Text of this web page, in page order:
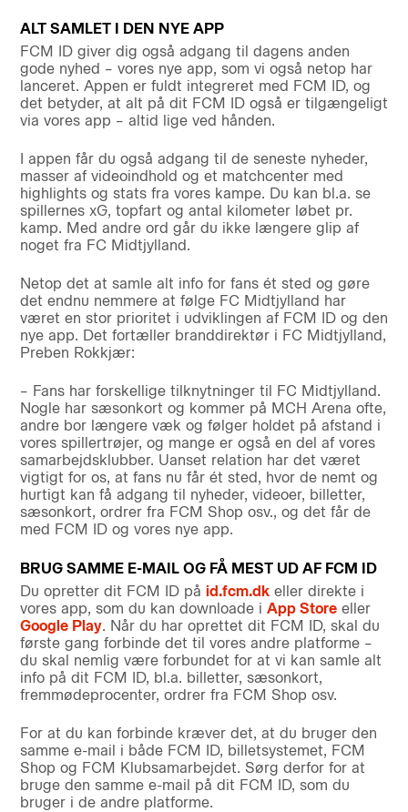
ALT SAMLET I DEN NYE APP
FCM ID giver dig også adgang til dagens anden
gode nyhed – vores nye app, som vi også netop har
lanceret. Appen er fuldt integreret med FCM ID, og
det betyder, at alt på dit FCM ID også er tilgængeligt
via vores app – altid lige ved hånden.
I appen får du også adgang til de seneste nyheder,
masser af videoindhold og et matchcenter med
highlights og stats fra vores kampe. Du kan bl.a. se
spillernes xG, topfart og antal kilometer løbet pr.
kamp. Med andre ord går du ikke længere glip af
noget fra FC Midtjylland.
Netop det at samle alt info for fans ét sted og gøre
det endnu nemmere at følge FC Midtjylland har
været en stor prioritet i udviklingen af FCM ID og den
nye app. Det fortæller branddirektør i FC Midtjylland,
Preben Rokkjær:
– Fans har forskellige tilknytninger til FC Midtjylland.
Nogle har sæsonkort og kommer på MCH Arena ofte,
andre bor længere væk og følger holdet på afstand i
vores spillertrøjer, og mange er også en del af vores
samarbejdsklubber. Uanset relation har det været
vigtigt for os, at fans nu får ét sted, hvor de nemt og
hurtigt kan få adgang til nyheder, videoer, billetter,
sæsonkort, ordrer fra FCM Shop osv., og det får de
med FCM ID og vores nye app.
BRUG SAMME E-MAIL OG FÅ MEST UD AF FCM ID
Du opretter dit FCM ID på id.fcm.dkeller direkte i
vores app, som du kan downloade i App Storeeller
Google Play. Når du har oprettet dit FCM ID, skal du
første gang forbinde det til vores andre platforme –
du skal nemlig være forbundet for at vi kan samle alt
info på dit FCM ID, bl.a. billetter, sæsonkort,
fremmødeprocenter, ordrer fra FCM Shop osv.
For at du kan forbinde kræver det, at du bruger den
samme e-mail i både FCM ID, billetsystemet, FCM
Shop og FCM Klubsamarbejdet. Sørg derfor for at
bruge den samme e-mail på dit FCM ID, som du
bruger i de andre platforme.